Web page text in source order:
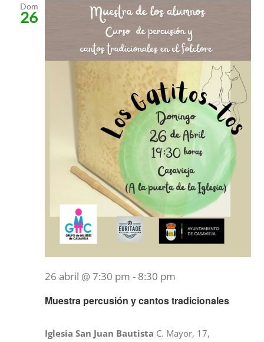
Dom
26
Muestra percusión y cantos tradicionales
26 abril @ 7:30 pm - 8:30 pm
Iglesia San Juan Bautista C. Mayor, 17,